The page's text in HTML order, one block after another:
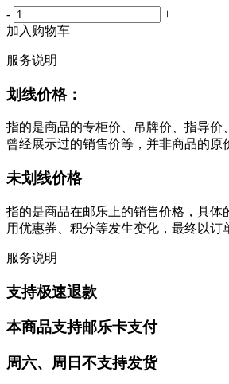
-
+
加入购物车
服务说明
划线价格：
指的是商品的专柜价、吊牌价、指导价
曾经展示过的销售价等，并非商品的原
未划线价格
指的是商品在邮乐上的销售价格，具体
用优惠券、积分等发生变化，最终以订
服务说明
支持极速退款
本商品支持邮乐卡支付
周六、周日不支持发货